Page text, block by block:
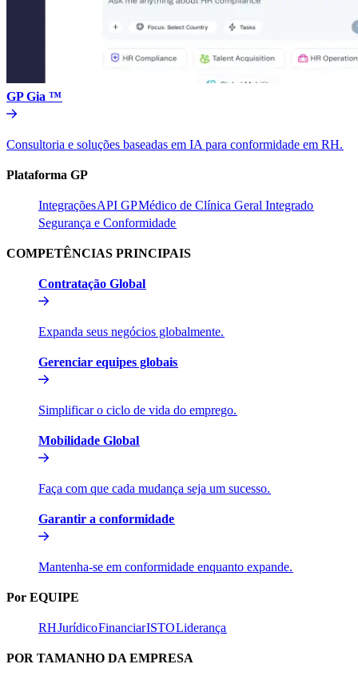
GP Gia ™​​
Consultoria e soluções baseadas em IA para conformidade em RH.​​
Plataforma GP​​
Integrações​​API GP​​Médico de Clínica Geral Integrado​​
Segurança e Conformidade​​
COMPETÊNCIAS PRINCIPAIS​​
Contratação Global​​
Expanda seus negócios globalmente.​​
Gerenciar equipes globais​​
Simplificar o ciclo de vida do emprego.​​
Mobilidade Global​​
Faça com que cada mudança seja um sucesso.​​
Garantir a conformidade​​
Mantenha-se em conformidade enquanto expande.​​
Por EQUIPE​​
RH​​Jurídico​​Financiar​​ISTO​​Liderança​​
POR TAMANHO DA EMPRESA​​